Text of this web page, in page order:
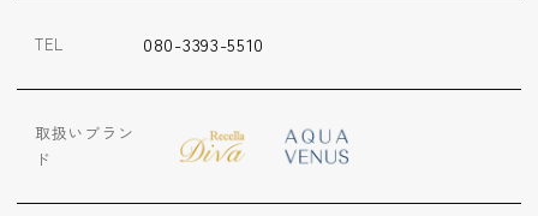
TEL 080-3393-5510
取扱いブラン
ド